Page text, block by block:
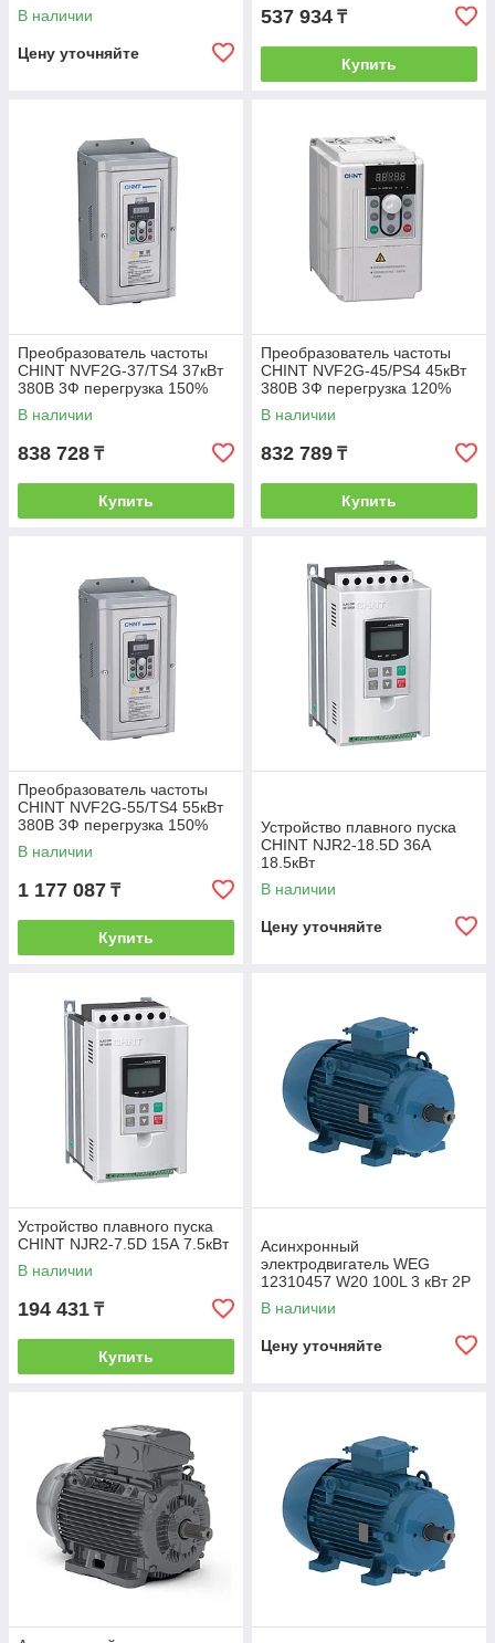
В наличии
Цену уточняйте
537 934 ₸
Купить
Преобразователь частоты
CHINT NVF2G-37/TS4 37кВт
380В 3Ф перегрузка 150%
В наличии
838 728 ₸
Купить
Преобразователь частоты
CHINT NVF2G-45/PS4 45кВт
380В 3Ф перегрузка 120%
В наличии
832 789 ₸
Купить
Преобразователь частоты
CHINT NVF2G-55/TS4 55кВт
380В 3Ф перегрузка 150%
В наличии
1 177 087 ₸
Купить
Устройство плавного пуска
CHINT NJR2-18.5D 36А
18.5кВт
В наличии
Цену уточняйте
Устройство плавного пуска
CHINT NJR2-7.5D 15А 7.5кВт
В наличии
194 431 ₸
Купить
Асинхронный
электродвигатель WEG
12310457 W20 100L 3 кВт 2P
B3T 220-460 В 50 Гц
В наличии
Цену уточняйте